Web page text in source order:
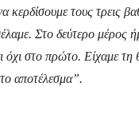
κερδίσουμε τους τρεις
Στο δεύτερο μέρος
όχι στο πρώτο. Είχαμε
αποτέλεσμα”.